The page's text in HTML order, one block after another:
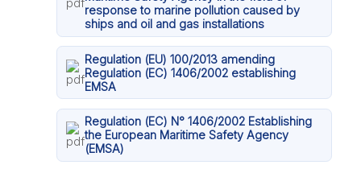
response to marine pollution caused by
ships and oil and gas installations
Regulation (EU) 100/2013 amending
Regulation (EC) 1406/2002 establishing
EMSA
Regulation (EC) N° 1406/2002 Establishing
the European Maritime Safety Agency
(EMSA)